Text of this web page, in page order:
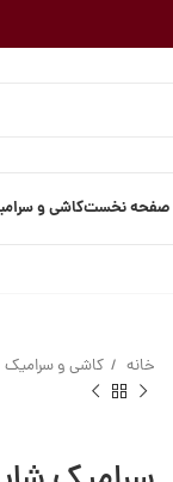
صفحه نخستکاشی و
خانه کاشی و سرامیک